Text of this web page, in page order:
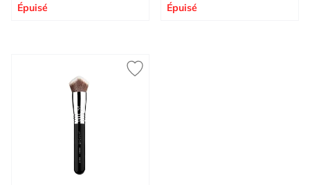
Épuisé Épuisé